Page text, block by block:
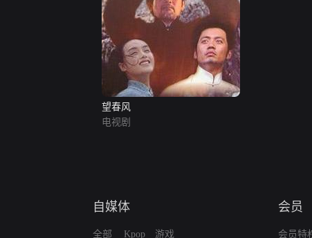
望春风
电视剧
自媒体
全部 Kpop 游戏
会员
会员特